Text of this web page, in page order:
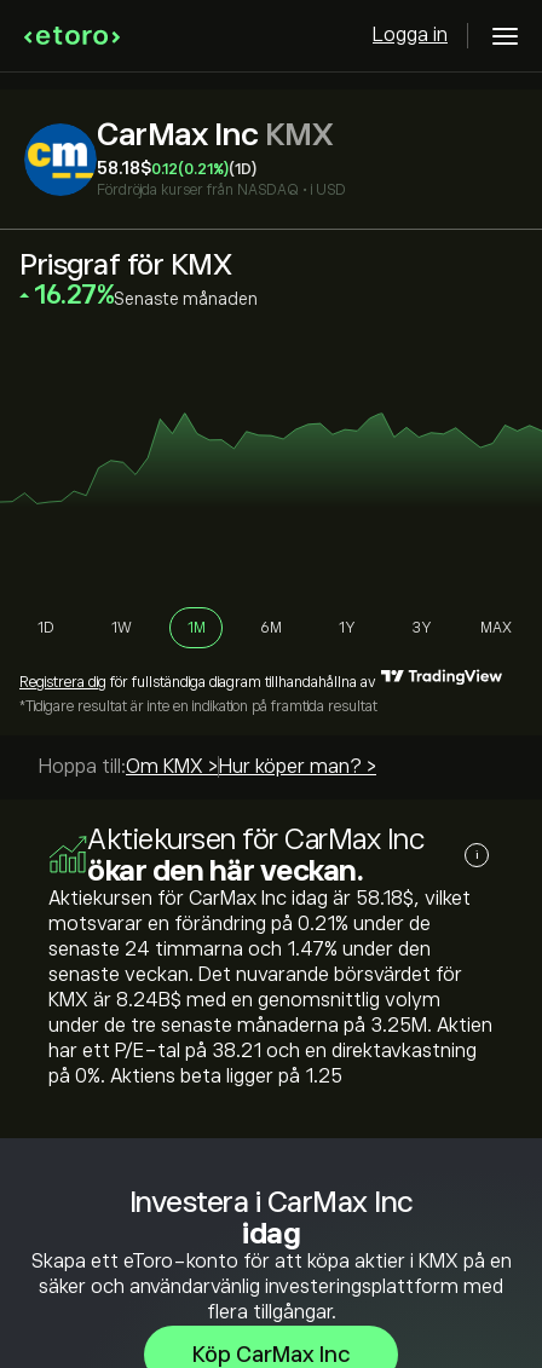
Logga in
CarMax Inc KMX
58.18‎$‎0.12(0.21%)(1D)
Fördröjda kurser från NASDAQ • i USD
Investera i CarMax Inc
idag
Skapa ett eToro-konto för att köpa aktier i KMX på en
säker och användarvänlig investeringsplattform med
flera tillgångar.
Köp CarMax Inc
Prisgraf för KMX
‎16.27‎ Senaste månaden
1D 1W 1M 6M 1Y 3Y MAX
Registrera dig för fullständiga diagram tillhandahållna av
*Tidigare resultat är inte en indikation på framtida resultat
Hoppa till:Om KMX > Hur köper man? >
Aktiekursen för CarMax Inc
ökar den här veckan.
i
Aktiekursen för CarMax Inc idag är 58.18‎$‎, vilket
motsvarar en förändring på ‎0.21‎% under de
senaste 24 timmarna och ‎1.47‎% under den
senaste veckan. Det nuvarande börsvärdet för
KMX är 8.24B‎$‎ med en genomsnittlig volym
under de tre senaste månaderna på 3.25M. Aktien
har ett P/E-tal på 38.21 och en direktavkastning
på 0%. Aktiens beta ligger på 1.25